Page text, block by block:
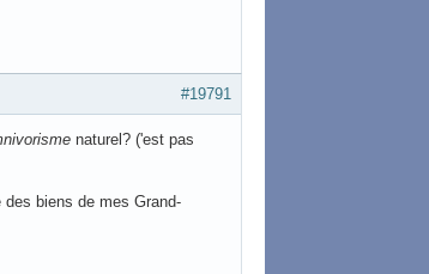
#19791
naturel? ('est pas
biens de mes Grand-